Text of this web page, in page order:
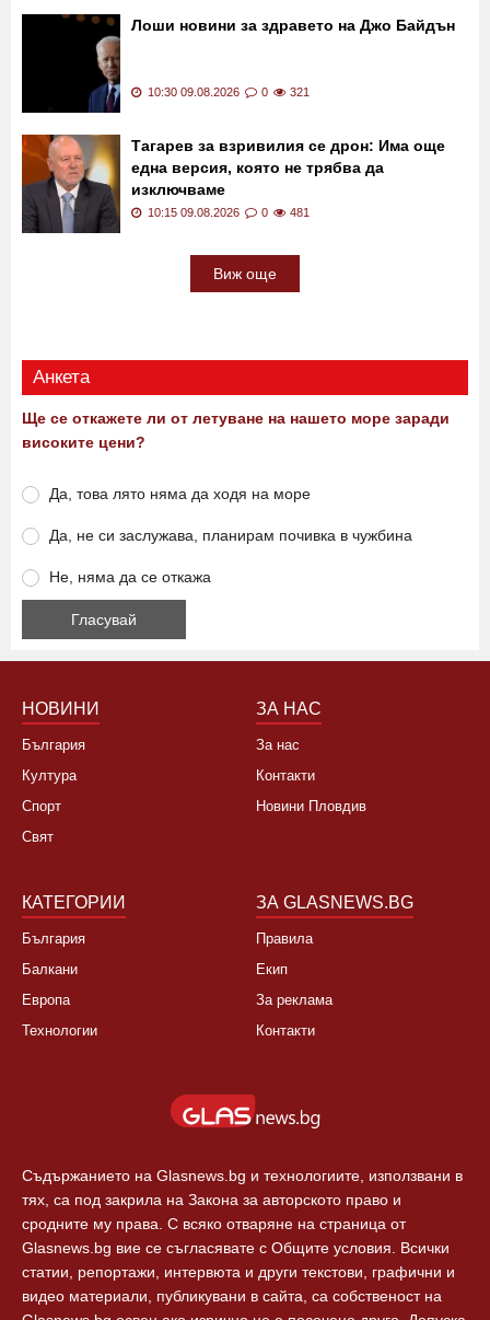
Лоши новини за здравето на Джо Байдън
10:30 09.08.2026 0 321
Тагарев за взривилия се дрон: Има още
една версия, която не трябва да
изключваме
10:15 09.08.2026 0 481
Виж още
Анкета
Ще се откажете ли от летуване на нашето море заради
високите цени?
Да, това лято няма да ходя на море
Да, не си заслужава, планирам почивка в чужбина
Не, няма да се откажа
НОВИНИ
България
Култура
Спорт
Свят
ЗА НАС
За нас
Контакти
Новини Пловдив
КАТЕГОРИИ
България
Балкани
Европа
Технологии
ЗА GLASNEWS.BG
Правила
Екип
За реклама
Контакти
Съдържанието на Glasnews.bg и технологиите, използвани в
тях, са под закрила на Закона за авторското право и
сродните му права. С всяко отваряне на страница от
Glasnews.bg вие се съгласявате с Общите условия. Всички
статии, репортажи, интервюта и други текстови, графични и
видео материали, публикувани в сайта, са собственост на